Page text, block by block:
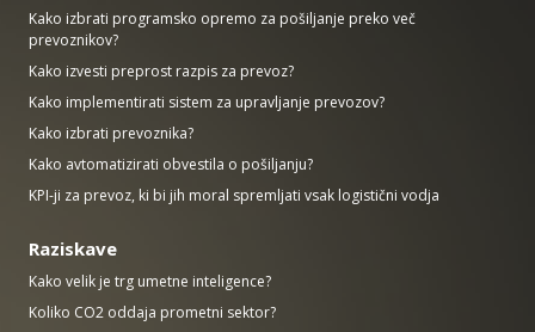
Kako izbrati programsko opremo za pošiljanje preko več
prevoznikov?
Kako izvesti preprost razpis za prevoz?
Kako implementirati sistem za upravljanje prevozov?
Kako izbrati prevoznika?
Kako avtomatizirati obvestila o pošiljanju?
KPI-ji za prevoz, ki bi jih moral spremljati vsak logistični vodja
Raziskave
Kako velik je trg umetne inteligence?
Koliko CO2 oddaja prometni sektor?